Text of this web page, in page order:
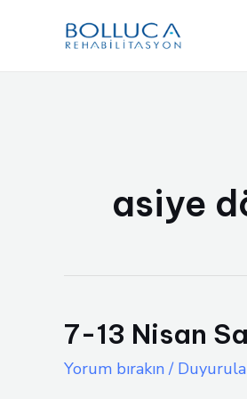
asiye
7-13 Nisan
Yorum bırakın /